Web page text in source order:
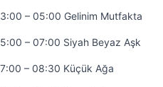
– 05:00 Gelinim Mutfakta
– 07:00 Siyah Beyaz Aşk
– 08:30 Küçük Ağa